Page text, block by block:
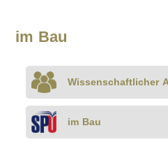
im Bau
Wissenschaftlicher
im Bau